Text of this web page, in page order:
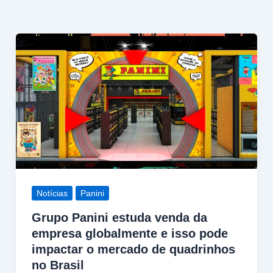
Notícias Panini
Grupo Panini estuda venda da
empresa globalmente e isso pode
impactar o mercado de quadrinhos
no Brasil